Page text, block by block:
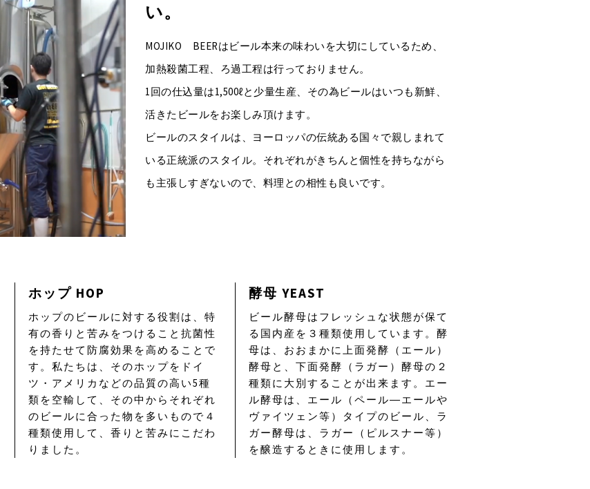
い。
MOJIKO BEERはビール本来の味わいを大切にしているため、
加熱殺菌工程、ろ過工程は行っておりません。
1回の仕込量は1,500ℓと少量生産、その為ビールはいつも新鮮、
活きたビールをお楽しみ頂けます。
ビールのスタイルは、ヨーロッパの伝統ある国々で親しまれて
いる正統派のスタイル。それぞれがきちんと個性を持ちながら
も主張しすぎないので、料理との相性も良いです。
ホップ HOP
ホップのビールに対する役割は、特
有の香りと苦みをつけること抗菌性
を持たせて防腐効果を高めることで
す。私たちは、そのホップをドイ
ツ・アメリカなどの品質の高い5種
類を空輸して、その中からそれぞれ
のビールに合った物を多いもので４
種類使用して、香りと苦みにこだわ
りました。
酵母 YEAST
ビール酵母はフレッシュな状態が保て
る国内産を３種類使用しています。酵
母は、おおまかに上面発酵（エール）
酵母と、下面発酵（ラガー）酵母の２
種類に大別することが出来ます。エー
ル酵母は、エール（ペール―エールや
ヴァイツェン等）タイプのビール、ラ
ガー酵母は、ラガー（ピルスナー等）
を醸造するときに使用します。